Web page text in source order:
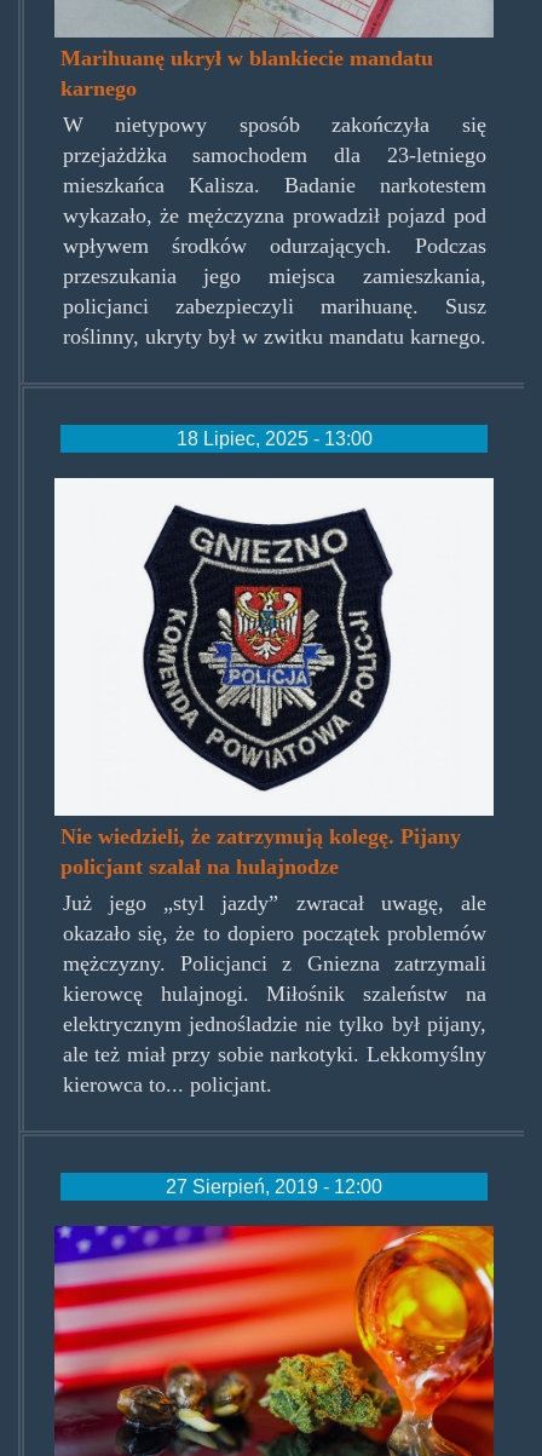
Marihuanę ukrył w blankiecie mandatu
karnego
W nietypowy sposób zakończyła się
przejażdżka samochodem dla 23-letniego
mieszkańca Kalisza. Badanie narkotestem
wykazało, że mężczyzna prowadził pojazd pod
wpływem środków odurzających. Podczas
przeszukania jego miejsca zamieszkania,
policjanci zabezpieczyli marihuanę. Susz
roślinny, ukryty był w zwitku mandatu karnego.
18 Lipiec, 2025 - 13:00
emblemat-
gniezno.jpg
Nie wiedzieli, że zatrzymują kolegę. Pijany
policjant szalał na hulajnodze
Już jego „styl jazdy” zwracał uwagę, ale
okazało się, że to dopiero początek problemów
mężczyzny. Policjanci z Gniezna zatrzymali
kierowcę hulajnogi. Miłośnik szaleństw na
elektrycznym jednośladzie nie tylko był pijany,
ale też miał przy sobie narkotyki. Lekkomyślny
kierowca to... policjant.
27 Sierpień, 2019 - 12:00
soldiers-
u-
s-
armed-
forces-